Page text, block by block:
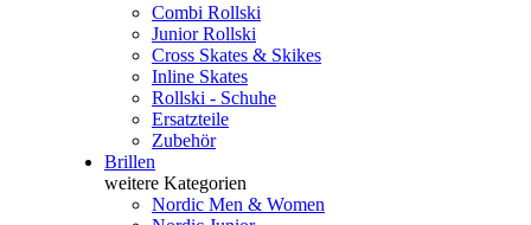
Combi Rollski
Junior Rollski
Cross Skates & Skikes
Inline Skates
Rollski - Schuhe
Ersatzteile
Zubehör
Brillen
weitere Kategorien
Nordic Men & Women